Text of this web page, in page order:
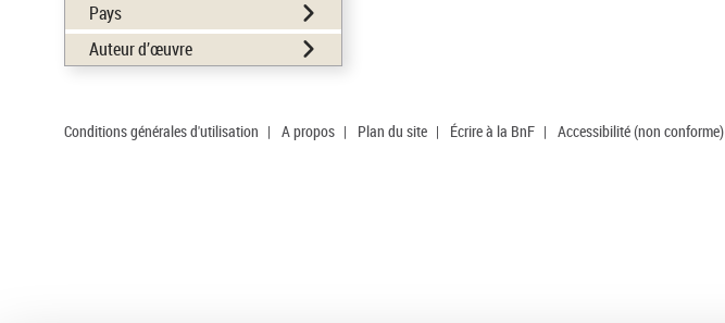
Pays
Auteur d’œuvre
Conditions générales d'utilisation | A propos | Plan du site | Écrire à la BnF | Accessibilité (non conforme)